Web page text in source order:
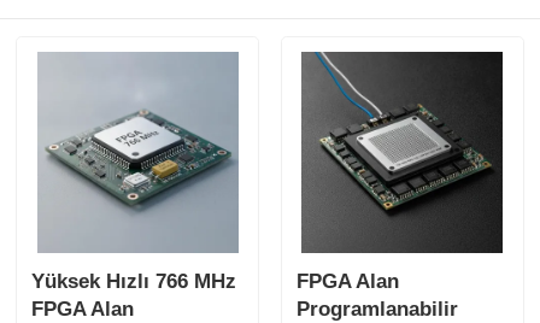
Yüksek Hızlı 766 MHz
FPGA Alan
FPGA Alan
Programlanabilir